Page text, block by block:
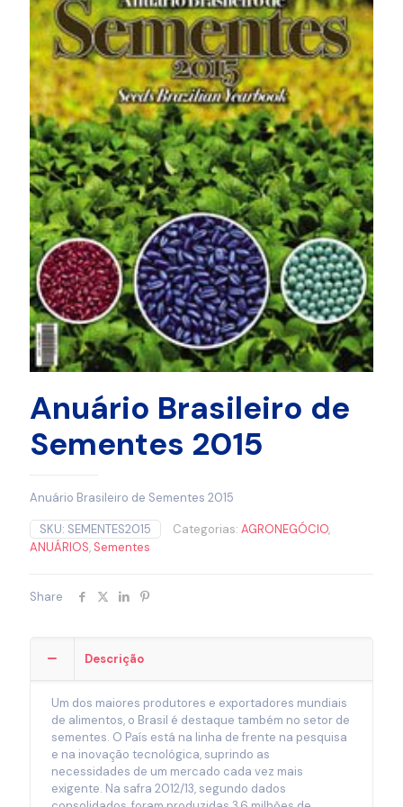
Anuário Brasileiro de
Sementes 2015
Anuário Brasileiro de Sementes 2015
SKU: SEMENTES2015 Categorias: AGRONEGÓCIO,
ANUÁRIOS, Sementes
Share
Descrição
Um dos maiores produtores e exportadores mundiais
de alimentos, o Brasil é destaque também no setor de
sementes. O País está na linha de frente na pesquisa
e na inovação tecnológica, suprindo as
necessidades de um mercado cada vez mais
exigente. Na safra 2012/13, segundo dados